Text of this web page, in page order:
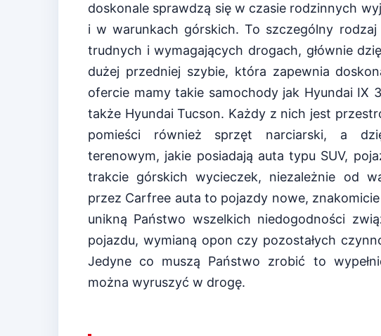
doskonale sprawdzą się w czasie rodzinnych
i w warunkach górskich. To szczególny
trudnych i wymagających drogach, głównie
dużej przedniej szybie, która zapewnia
ofercie mamy takie samochody jak Hyundai IX
także Hyundai Tucson. Każdy z nich jest
pomieści również sprzęt narciarski, a
terenowym, jakie posiadają auta typu SUV,
trakcie górskich wycieczek, niezależnie od
przez Carfree auta to pojazdy nowe,
unikną Państwo wszelkich niedogodności
pojazdu, wymianą opon czy pozostałych
Jedyne co muszą Państwo zrobić to
można wyruszyć w drogę.